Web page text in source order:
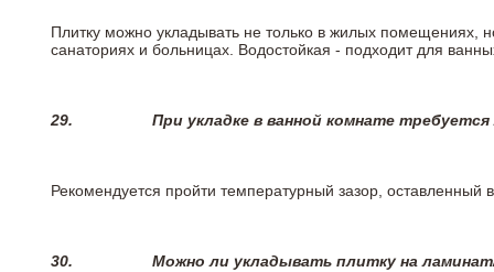
Плитку можно укладывать не только в жилых помещениях,
санаториях и больницах. Водостойкая - подходит для
29. При укладке в ванной комнате
Рекомендуется пройти температурный зазор,
30. Можно ли укладывать плитку на